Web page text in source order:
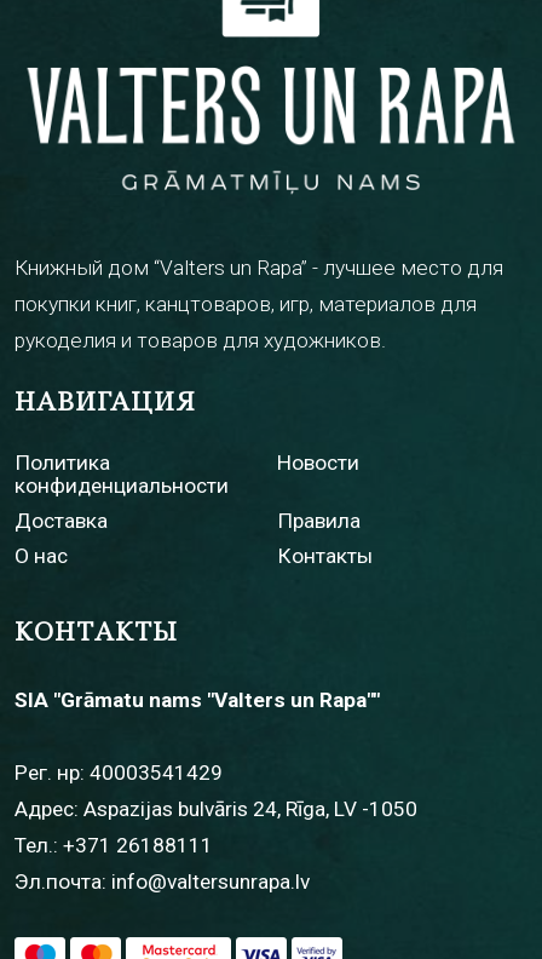
Книжный дом “Valters un Rapa” - лучшее место для
покупки книг, канцтоваров, игр, материалов для
рукоделия и товаров для художников.
НАВИГАЦИЯ
Политика
конфиденциальности
Новости
Доставка
Правила
О нас
Контакты
КОНТАКТЫ
SIA "Grāmatu nams "Valters un Rapa""
Рег. нр: 40003541429
Адрес: Aspazijas bulvāris 24, Rīga, LV -1050
Тел.: +371 26188111
Эл.почта: info@valtersunrapa.lv